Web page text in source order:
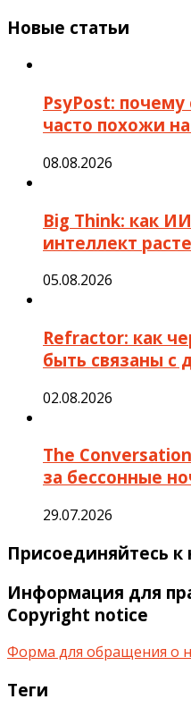
Новые статьи
PsyPost:
часто похожи
08.08.2026
Big Think: как
интеллект
05.08.2026
Refractor: как
быть связаны с
02.08.2026
The
за бессонные
29.07.2026
Присоединяйтесь к
Информация для
Copyright notice
Форма для обращения о
Теги